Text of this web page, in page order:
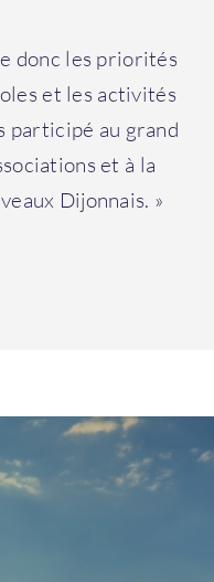
donc les priorités
et les activités
participé au grand
et à la
Dijonnais. »
!